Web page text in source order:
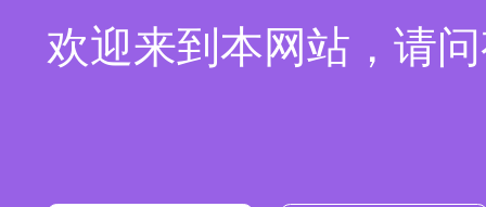
欢迎来到本网站，请